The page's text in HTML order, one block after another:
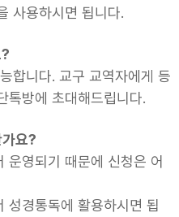
사용하시면 됩니다.
합니다. 교구 교역자에게 등
톡방에 초대해드립니다.
요?
영되기 때문에 신청은 어
성경통독에 활용하시면 됩